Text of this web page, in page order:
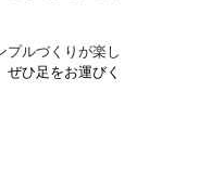
プルづくりが楽し
ぜひ足をお運びく